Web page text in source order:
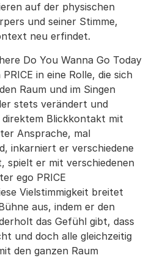
auf der physischen
und seiner Stimme,
neu erfindet.
Do You Wanna Go Today
in eine Rolle, die sich
Raum und im Singen
stets verändert und
Blickkontakt mit
Ansprache, mal
inkarniert er verschiedene
spielt er mit verschiedenen
ego PRICE
Vielstimmigkeit breitet
aus, indem er den
das Gefühl gibt, dass
und doch alle gleichzeitig
den ganzen Raum